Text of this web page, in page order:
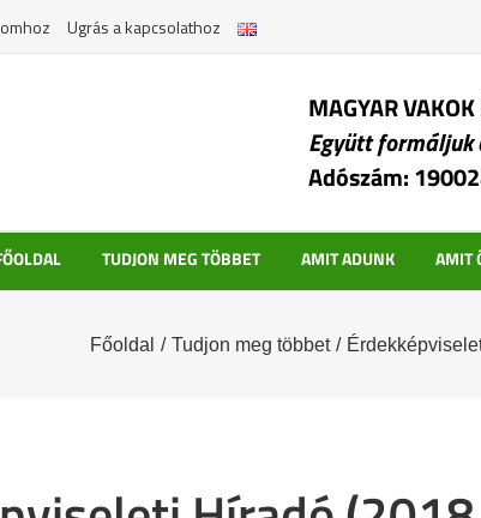
Ugrás a kapcsolathoz
MAGYAR
Együtt
Adószám:
TUDJON MEG TÖBBET AMIT ADUNK AMIT
Főoldal / Tudjon meg többet /